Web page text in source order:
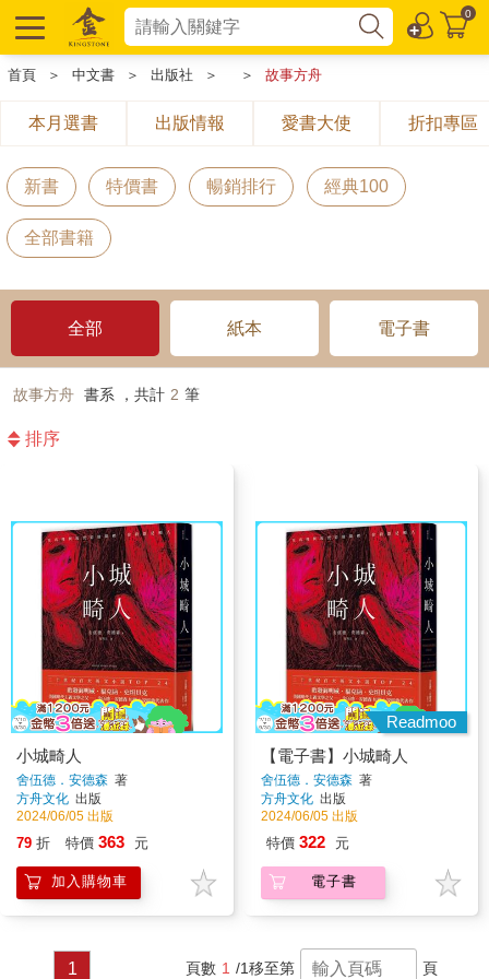
0
首頁 ＞ 中文書 ＞ 出版社 ＞ ＞ 故事方舟
本月選書 出版情報 愛書大使 折扣專區
新書 特價書 暢銷排行 經典100
全部書籍
全部 紙本 電子書
故事方舟 書系 ，共計 2 筆
排序
小城畸人
舍伍德．安德森 著
方舟文化 出版
2024/06/05 出版
79 折 特價 363 元
加入購物車
Readmoo
【電子書】小城畸人
舍伍德．安德森 著
方舟文化 出版
2024/06/05 出版
特價 322 元
電子書
1 頁數 1 /1移至第 頁